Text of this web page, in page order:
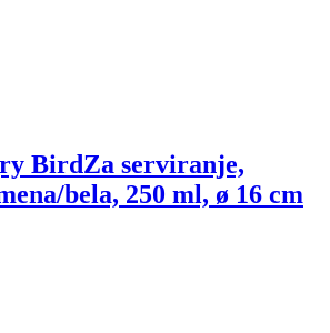
BirdZa serviranje,
bela, 250 ml, ø 16 cm